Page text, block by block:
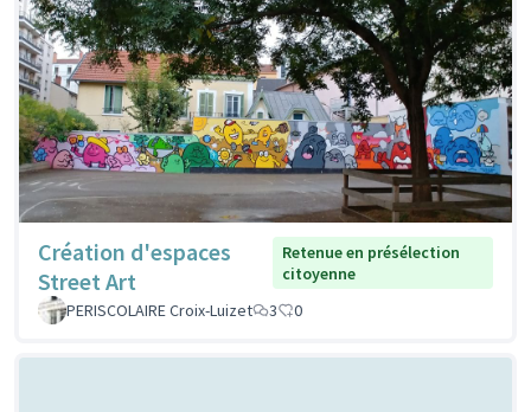
Création d'espaces
Street Art
Retenue en présélection
citoyenne
PERISCOLAIRE Croix-Luizet
3 0